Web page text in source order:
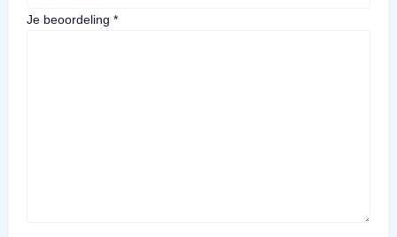
Je beoordeling *